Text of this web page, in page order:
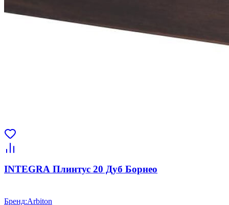
INTEGRA Плинтус 20 Дуб Борнео
Бренд:Arbiton